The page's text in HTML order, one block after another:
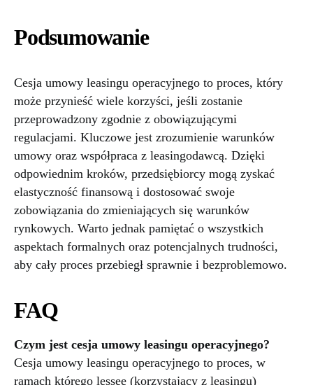
Podsumowanie
Cesja umowy leasingu operacyjnego to proces, który
może przynieść wiele korzyści, jeśli zostanie
przeprowadzony zgodnie z obowiązującymi
regulacjami. Kluczowe jest zrozumienie warunków
umowy oraz współpraca z leasingodawcą. Dzięki
odpowiednim kroków, przedsiębiorcy mogą zyskać
elastyczność finansową i dostosować swoje
zobowiązania do zmieniających się warunków
rynkowych. Warto jednak pamiętać o wszystkich
aspektach formalnych oraz potencjalnych trudności,
aby cały proces przebiegł sprawnie i bezproblemowo.
FAQ
Czym jest cesja umowy leasingu operacyjnego?
Cesja umowy leasingu operacyjnego to proces, w
ramach którego lessee (korzystający z leasingu)